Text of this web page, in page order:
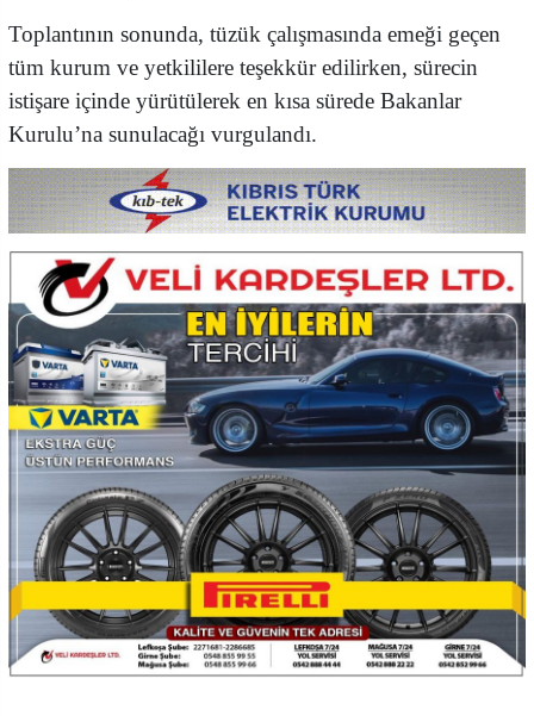
Toplantının sonunda, tüzük çalışmasında emeği geçen
tüm kurum ve yetkililere teşekkür edilirken, sürecin
istişare içinde yürütülerek en kısa sürede Bakanlar
Kurulu’na sunulacağı vurgulandı.